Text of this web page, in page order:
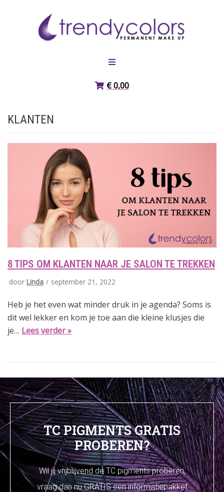
WEBSHOP
€ 0,00
KLANTEN
8 TIPS OM KLANTEN NAAR JE SALON TE TREKKEN
door Linda september 21, 2022
Heb je het even wat minder druk in je agenda? Soms is
dit wel lekker en kom je toe aan die kleine klusjes die
je… Lees verder »
TC PIGMENTS GRATIS
PROBEREN?
Wil jij vrijblijvend de TC pigments proberen,
vraag dan nu GRATIS een informatiepakket